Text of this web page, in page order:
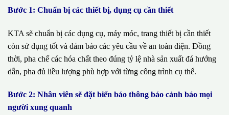
Bước 1: Chuẩn bị các thiết bị, dụng cụ cần thiết
KTA sẽ chuẩn bị các dụng cụ, máy móc, trang thiết bị cần thiết
còn sử dụng tốt và đảm bảo các yêu cầu về an toàn điện. Đồng
thời, pha chế các hóa chất theo đúng tỷ lệ nhà sản xuất đá hướng
dẫn, pha đủ liều lượng phù hợp với từng công trình cụ thể.
Bước 2: Nhân viên sẽ đặt biển báo thông báo cảnh báo mọi
người xung quanh